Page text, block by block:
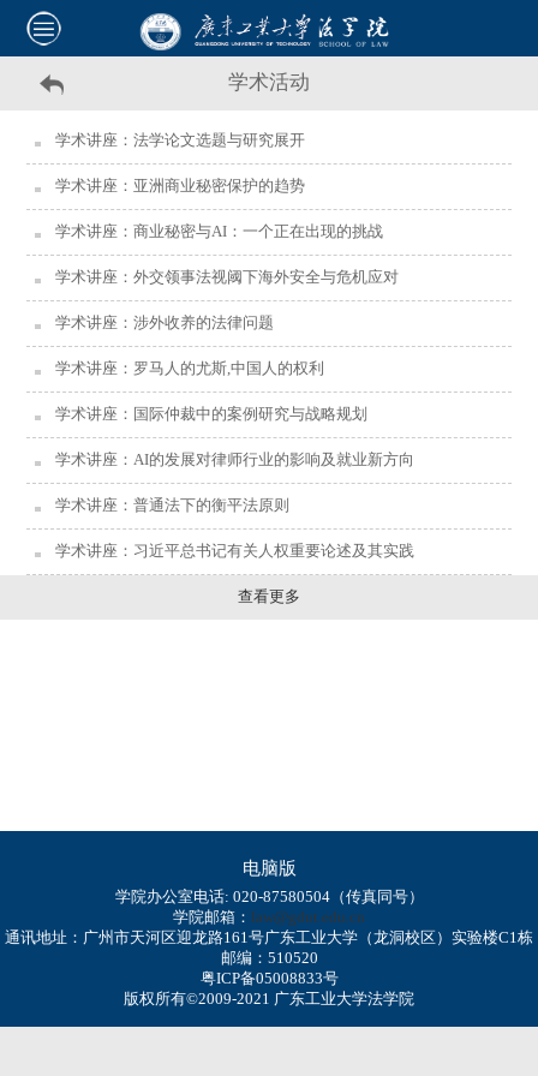
学术活动
学术讲座：法学论文选题与研究展开
学术讲座：亚洲商业秘密保护的趋势
学术讲座：商业秘密与AI：一个正在出现的挑战
学术讲座：外交领事法视阈下海外安全与危机应对
学术讲座：涉外收养的法律问题
学术讲座：罗马人的尤斯,中国人的权利
学术讲座：国际仲裁中的案例研究与战略规划
学术讲座：AI的发展对律师行业的影响及就业新方向
学术讲座：普通法下的衡平法原则
学术讲座：习近平总书记有关人权重要论述及其实践
查看更多
电脑版
学院办公室电话: 020-87580504（传真同号）
学院邮箱：
law@gdut.edu.cn
通讯地址：广州市天河区迎龙路161号广东工业大学（龙洞校区）实验楼C1栋
邮编：510520
粤ICP备05008833号
版权所有©2009-2021 广东工业大学法学院